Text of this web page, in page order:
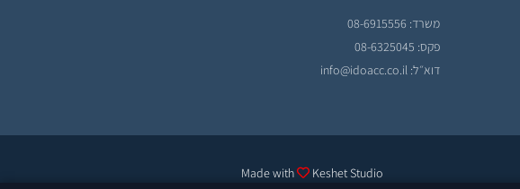
משרד: 08-6915556
פקס: 08-6325045
דוא״ל: info@idoacc.co.il
Made with Keshet Studio